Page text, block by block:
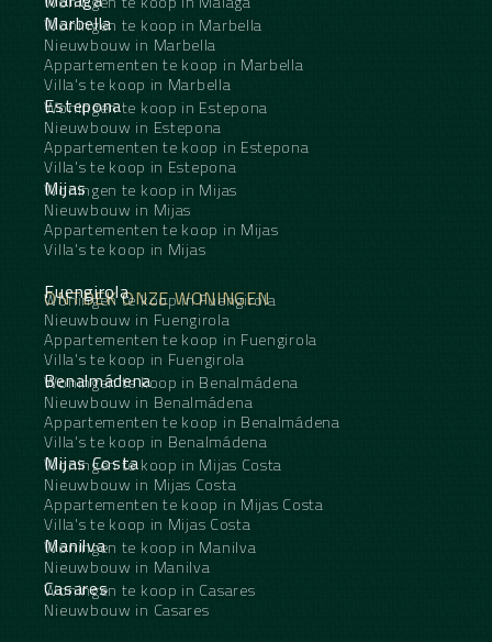
Marbella
Woningen te koop in Marbella
Nieuwbouw in Marbella
Appartementen te koop in Marbella
Villa's te koop in Marbella
Estepona
Woningen te koop in Estepona
Nieuwbouw in Estepona
Appartementen te koop in Estepona
Villa's te koop in Estepona
Mijas
Woningen te koop in Mijas
Nieuwbouw in Mijas
Appartementen te koop in Mijas
Villa's te koop in Mijas
ONTDEK ONZE WONINGEN
Fuengirola
Woningen te koop in Fuengirola
Nieuwbouw in Fuengirola
Appartementen te koop in Fuengirola
Villa's te koop in Fuengirola
Benalmádena
Woningen te koop in Benalmádena
Nieuwbouw in Benalmádena
Appartementen te koop in Benalmádena
Villa's te koop in Benalmádena
Mijas Costa
Woningen te koop in Mijas Costa
Nieuwbouw in Mijas Costa
Appartementen te koop in Mijas Costa
Villa's te koop in Mijas Costa
Manilva
Woningen te koop in Manilva
Nieuwbouw in Manilva
Casares
Woningen te koop in Casares
Nieuwbouw in Casares